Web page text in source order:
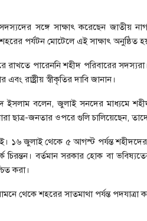
সঙ্গে সাক্ষাৎ করেছেন জাতীয়
পর্যটন মোটেলে এই সাক্ষাৎ অনুষ্ঠিত
রাখতে পারেননি শহীদ পরিবারের
রাষ্ট্রীয় স্বীকৃতির দাবি জানান।
ইসলাম বলেন, জুলাই সনদের মাধ্যমে
ছাত্র-জনতার ওপরে গুলি চালিয়েছেন,
জুলাই থেকে ৫ আগস্ট পর্যন্ত শহীদদের
বর্তমান সরকার হোক বা
করা।
থেকে শহরের সাতমাথা পর্যন্ত পদযাত্রা